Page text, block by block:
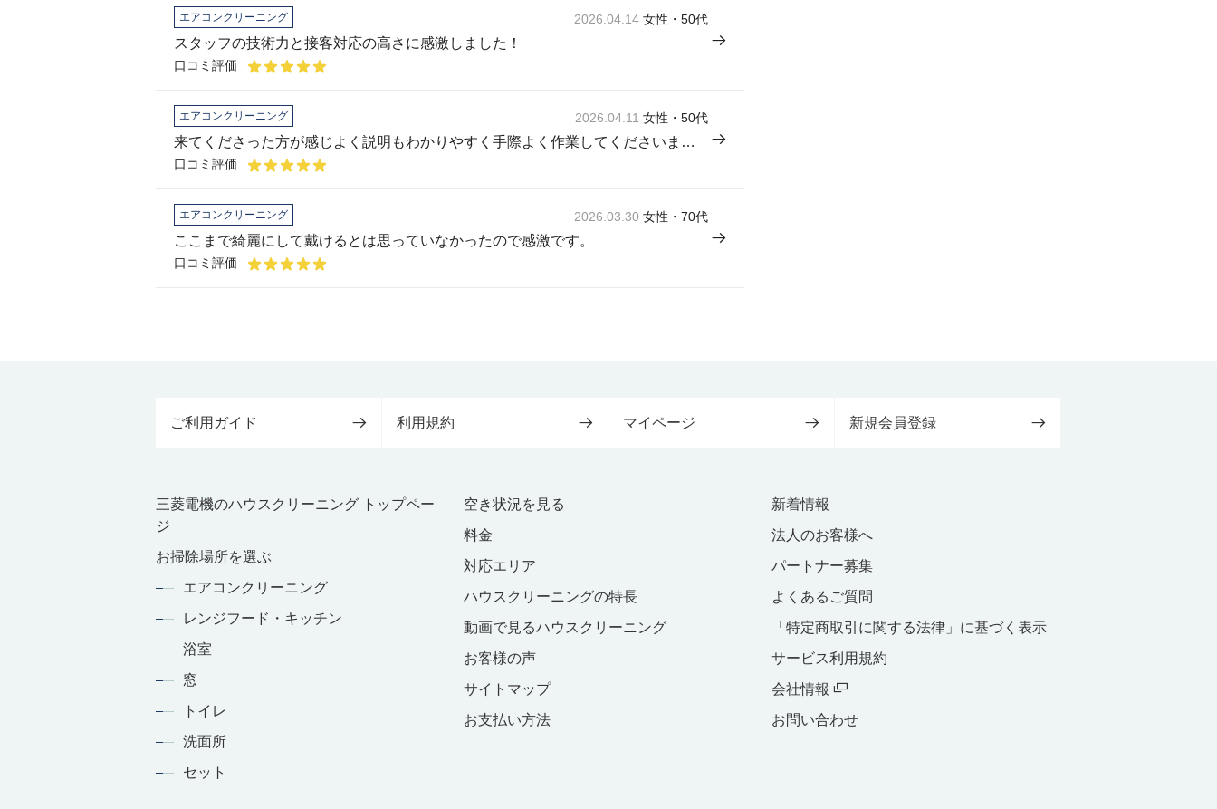
エアコンクリーニング 2026.04.14 女性・50代
スタッフの技術力と接客対応の高さに感激しました！
口コミ評価
エアコンクリーニング 2026.04.11 女性・50代
来てくださった方が感じよく説明もわかりやすく手際よく作業してくださいました。
口コミ評価
エアコンクリーニング 2026.03.30 女性・70代
ここまで綺麗にして戴けるとは思っていなかったので感激です。
口コミ評価
ご利用ガイド 利用規約 マイページ 新規会員登録
三菱電機のハウスクリーニング トップペー
ジ
お掃除場所を選ぶ
エアコンクリーニング
レンジフード・キッチン
浴室
窓
トイレ
洗面所
セット
空き状況を見る
料金
対応エリア
ハウスクリーニングの特長
動画で見るハウスクリーニング
お客様の声
サイトマップ
お支払い方法
新着情報
法人のお客様へ
パートナー募集
よくあるご質問
「特定商取引に関する法律」に基づく表示
サービス利用規約
会社情報
お問い合わせ